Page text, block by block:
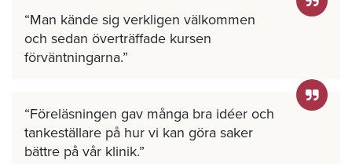
Man kände sig verkligen välkommen
och sedan överträffade kursen
förväntningarna.
Föreläsningen gav många bra idéer och
tankeställare på hur vi kan göra saker
bättre på vår klinik.